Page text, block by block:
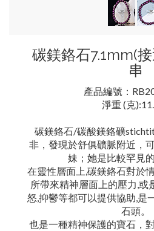
碳鎂鉻石7.1mm(
串
產品編號：
淨重 (克
碳鎂鉻石/碳酸鎂鉻礦
非，發現於舒俱礦脈附近，
妹；她是比較罕見
在靈性層面上,碳鎂鉻石對於
所帶來精神層面上的壓力,或
怒,抑鬱等都可以提供協助,是
石頭。
也是一種精神保護的寶石，